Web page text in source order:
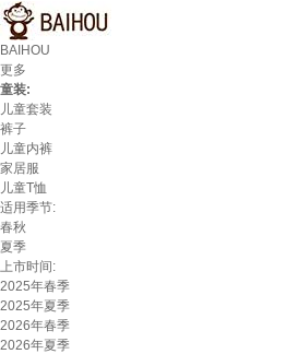
BAIHOU
更多
童装:
儿童套装
裤子
儿童内裤
家居服
儿童T恤
适用季节:
春秋
夏季
上市时间:
2025年春季
2025年夏季
2026年春季
2026年夏季